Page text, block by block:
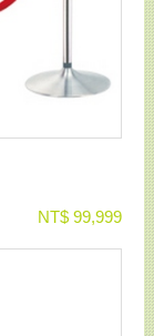
NT$ 99,999